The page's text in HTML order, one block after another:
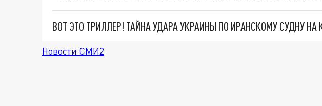
ВОТ ЭТО ТРИЛЛЕР! ТАЙНА УДАРА УКРАИНЫ ПО ИРАНСКОМУ СУДНУ НА
Новости СМИ2